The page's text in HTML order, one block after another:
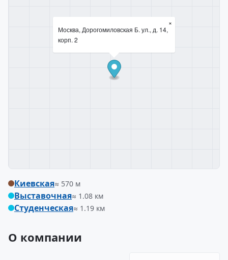
Москва, Дорогомиловская Б. ул., д. 14,
корп. 2
×
Киевская≈ 570 м
Выставочная≈ 1.08 км
Студенческая≈ 1.19 км
О компании